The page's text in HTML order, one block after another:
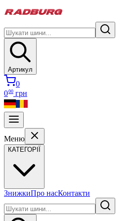
Артикул
0
000 грн
Меню
КАТЕГОРІЇ
ЗнижкиПро насКонтакти